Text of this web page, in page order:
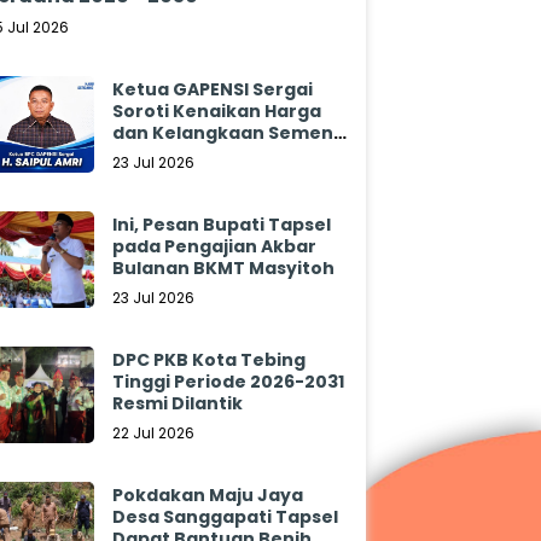
Jul 2026
Ketua GAPENSI Sergai
Soroti Kenaikan Harga
dan Kelangkaan Semen,
Minta Pemerintah
23 Jul 2026
Ini, Pesan Bupati Tapsel
pada Pengajian Akbar
Bulanan BKMT Masyitoh
23 Jul 2026
DPC PKB Kota Tebing
Tinggi Periode 2026-2031
Resmi Dilantik
22 Jul 2026
Pokdakan Maju Jaya
Desa Sanggapati Tapsel